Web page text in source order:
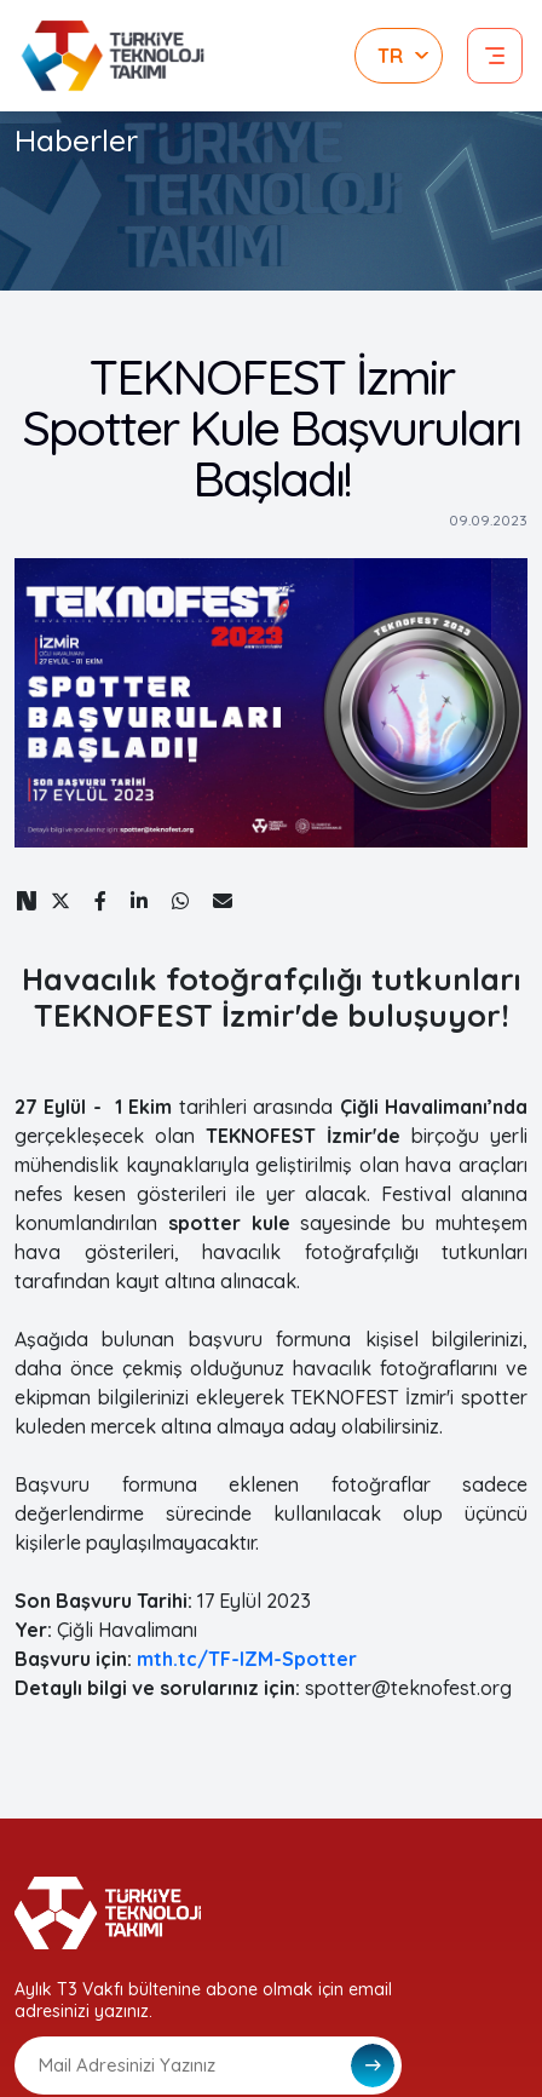
Haberler
TEKNOFEST İzmir
Spotter Kule Başvuruları
Başladı!
09.09.2023
Havacılık fotoğrafçılığı tutkunları
TEKNOFEST İzmir'de buluşuyor!
27 Eylül - 1 Ekim tarihleri arasında Çiğli Havalimanı’nda
gerçekleşecek olan TEKNOFEST İzmir'de birçoğu yerli
mühendislik kaynaklarıyla geliştirilmiş olan hava araçları
nefes kesen gösterileri ile yer alacak. Festival alanına
konumlandırılan spotter kule sayesinde bu muhteşem
hava gösterileri, havacılık fotoğrafçılığı tutkunları
tarafından kayıt altına alınacak.
Aşağıda bulunan başvuru formuna kişisel bilgilerinizi,
daha önce çekmiş olduğunuz havacılık fotoğraflarını ve
ekipman bilgilerinizi ekleyerek TEKNOFEST İzmir'i spotter
kuleden mercek altına almaya aday olabilirsiniz.
Başvuru formuna eklenen fotoğraflar sadece
değerlendirme sürecinde kullanılacak olup üçüncü
kişilerle paylaşılmayacaktır.
Son Başvuru Tarihi: 17 Eylül 2023
Yer: Çiğli Havalimanı
Başvuru için: mth.tc/TF-IZM-Spotter
Detaylı bilgi ve sorularınız için: spotter@teknofest.org
Aylık T3 Vakfı bültenine abone olmak için email
adresinizi yazınız.